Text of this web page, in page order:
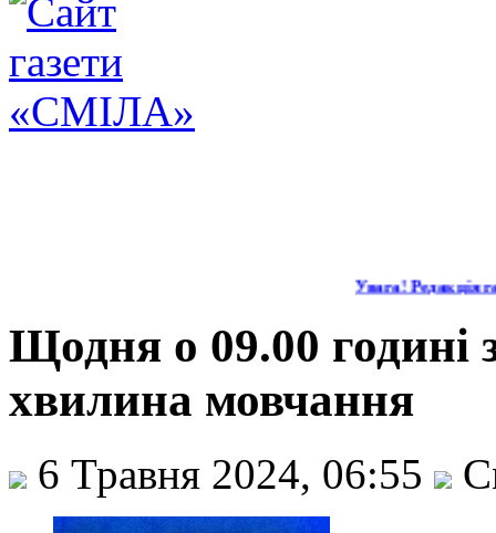
Увага! Редакція
Щодня о 09.00 годині
хвилина мовчання
6 Травня 2024, 06:55